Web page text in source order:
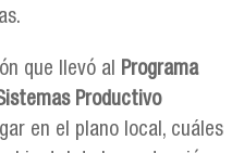
que llevó al
Programa
Productivo
en el plano local, cuáles